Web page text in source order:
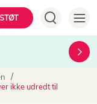
STØT
ikke udredt til